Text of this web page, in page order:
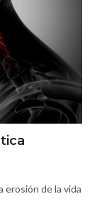
de la vida